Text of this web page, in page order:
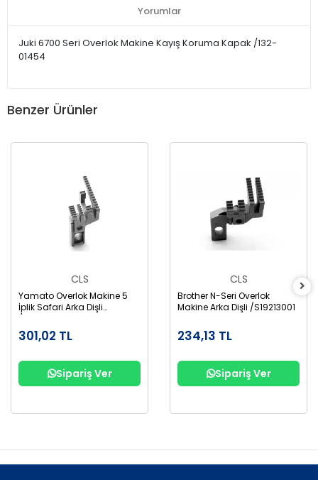
Yorumlar
Juki 6700 Seri Overlok Makine Kayış Koruma Kapak /132-
01454
Benzer Ürünler
CLS
Yamato Overlok Makine 5
İplik Safari Arka Dişli
/6209004
301,02 TL
Sipariş Ver
CLS
Brother N-Seri Overlok
Makine Arka Dişli /S19213001
234,13 TL
Sipariş Ver